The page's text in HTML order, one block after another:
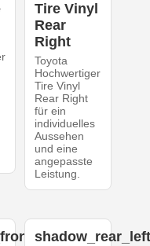
Tire Vinyl
Rear
Right
Toyota
Hochwertiger
Tire Vinyl
Rear Right
für ein
individuelles
Aussehen
und eine
angepasste
Leistung.